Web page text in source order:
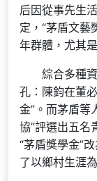
后因從事先生
定，“茅盾文藝
年群體，尤其
綜合多種
孔：陳鈞在董
金”。而茅盾等
協”評選出五名
“茅盾獎學金”
了以鄉村生涯